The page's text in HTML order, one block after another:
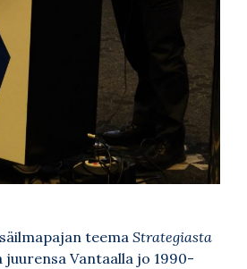
teema Strategiasta
juurensa Vantaalla jo 1990-